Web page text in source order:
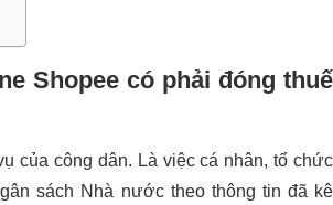
Shopee có phải đóng thuế
của công dân. Là việc cá nhân, tổ chức
sách Nhà nước theo thông tin đã kê